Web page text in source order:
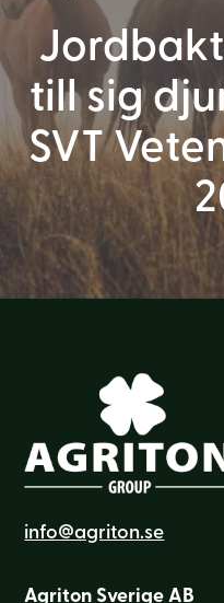
till sig
SVT
info@agriton.se
Agriton Sverige AB